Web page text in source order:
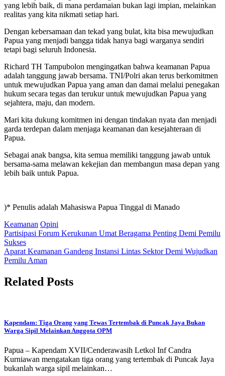
yang lebih baik, di mana perdamaian bukan lagi impian, melainkan
realitas yang kita nikmati setiap hari.
Dengan kebersamaan dan tekad yang bulat, kita bisa mewujudkan
Papua yang menjadi bangga tidak hanya bagi warganya sendiri
tetapi bagi seluruh Indonesia.
Richard TH Tampubolon mengingatkan bahwa keamanan Papua
adalah tanggung jawab bersama. TNI/Polri akan terus berkomitmen
untuk mewujudkan Papua yang aman dan damai melalui penegakan
hukum secara tegas dan terukur untuk mewujudkan Papua yang
sejahtera, maju, dan modern.
Mari kita dukung komitmen ini dengan tindakan nyata dan menjadi
garda terdepan dalam menjaga keamanan dan kesejahteraan di
Papua.
Sebagai anak bangsa, kita semua memiliki tanggung jawab untuk
bersama-sama melawan kekejian dan membangun masa depan yang
lebih baik untuk Papua.
)* Penulis adalah Mahasiswa Papua Tinggal di Manado
Keamanan Opini
Post
navigation
Partisipasi Forum Kerukunan Umat Beragama Penting Demi Pemilu
Sukses
Aparat Keamanan Gandeng Instansi Lintas Sektor Demi Wujudkan
Pemilu Aman
Related Posts
Kapendam: Tiga Orang yang Tewas Tertembak di Puncak Jaya Bukan
Warga Sipil Melainkan Anggota OPM
Papua – Kapendam XVII/Cenderawasih Letkol Inf Candra
Kurniawan mengatakan tiga orang yang tertembak di Puncak Jaya
bukanlah warga sipil melainkan…